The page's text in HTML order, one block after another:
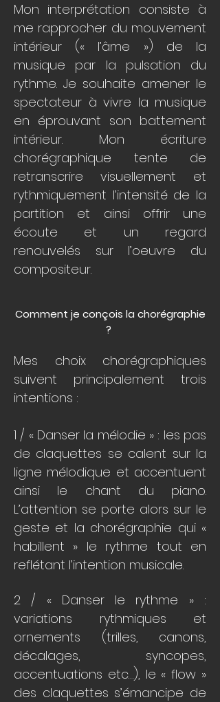
Mon interprétation consiste à
me rapprocher du mouvement
intérieur (« l’âme ») de la
musique par la pulsation du
rythme. Je souhaite amener le
spectateur à vivre la musique
en éprouvant son battement
intérieur. Mon écriture
chorégraphique tente de
retranscrire visuellement et
rythmiquement l’intensité de la
partition et ainsi offrir une
écoute et un regard
renouvelés sur l’oeuvre du
compositeur.
Comment je conçois la chorégraphie
?
Mes choix chorégraphiques
suivent principalement trois
intentions :
1 / « Danser la mélodie » : les pas
de claquettes se calent sur la
ligne mélodique et accentuent
ainsi le chant du piano.
L’attention se porte alors sur le
geste et la chorégraphie qui «
habillent » le rythme tout en
reflétant l’intention musicale.
2 / « Danser le rythme » :
variations rythmiques et
ornements (trilles, canons,
décalages, syncopes,
accentuations etc…), le « flow »
des claquettes s’émancipe de